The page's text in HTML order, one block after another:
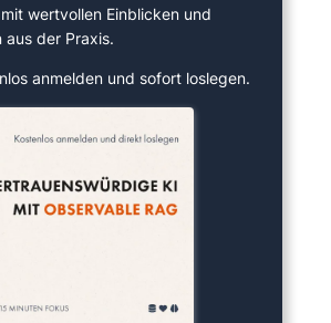
wertvollen Einblicken und
aus der Praxis.
anmelden und sofort loslegen.